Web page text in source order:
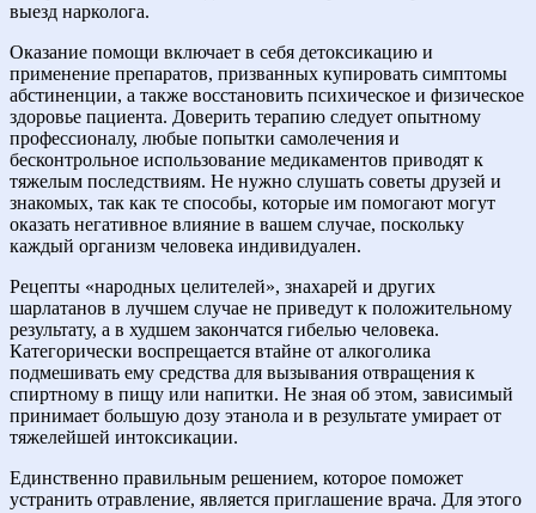
выезд нарколога.
Оказание помощи включает в себя детоксикацию и
применение препаратов, призванных купировать симптомы
абстиненции, а также восстановить психическое и физическое
здоровье пациента. Доверить терапию следует опытному
профессионалу, любые попытки самолечения и
бесконтрольное использование медикаментов приводят к
тяжелым последствиям. Не нужно слушать советы друзей и
знакомых, так как те способы, которые им помогают могут
оказать негативное влияние в вашем случае, поскольку
каждый организм человека индивидуален.
Рецепты «народных целителей», знахарей и других
шарлатанов в лучшем случае не приведут к положительному
результату, а в худшем закончатся гибелью человека.
Категорически воспрещается втайне от алкоголика
подмешивать ему средства для вызывания отвращения к
спиртному в пищу или напитки. Не зная об этом, зависимый
принимает большую дозу этанола и в результате умирает от
тяжелейшей интоксикации.
Единственно правильным решением, которое поможет
устранить отравление, является приглашение врача. Для этого